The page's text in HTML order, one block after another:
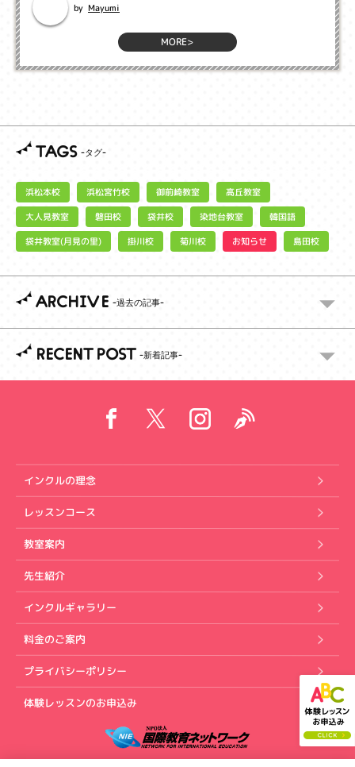
by Mayumi
MORE>
TAGS
浜松本校 浜松宮竹校 御前崎教室 高丘教室
大人見教室 磐田校 袋井校 染地台教室 韓国語
袋井教室(月見の里) 掛川校 菊川校 お知らせ 島田校
ARCHIVE
RECENT POST
インクルの理念
レッスンコース
教室案内
先生紹介
インクルギャラリー
料金のご案内
プライバシーポリシー
体験レッスンのお申込み